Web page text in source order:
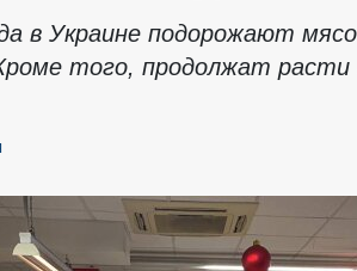
в Украине подорожают
того, продолжат расти